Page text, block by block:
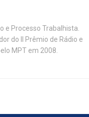
e Processo Trabalhista.
do II Prêmio de Rádio e
MPT em 2008.